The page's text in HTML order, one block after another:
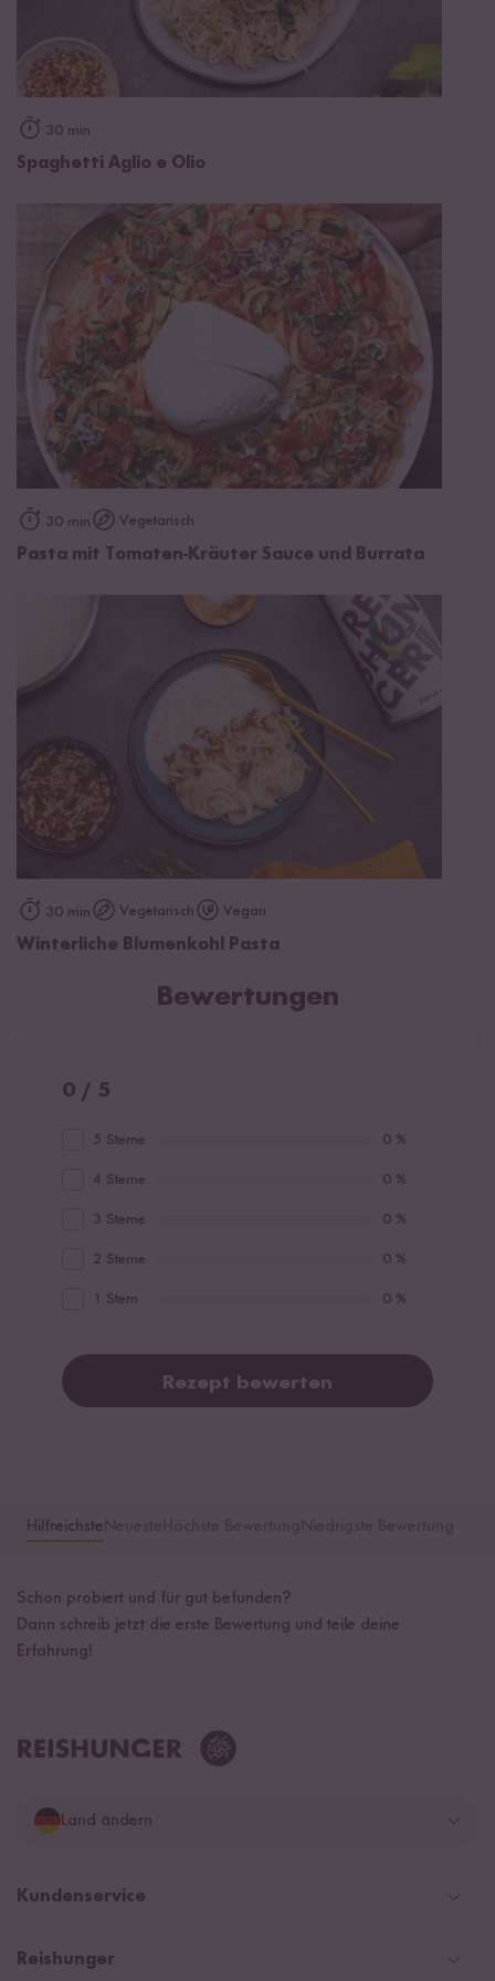
30 min
Spaghetti Aglio e Olio
30 min Vegetarisch
Pasta mit Tomaten-Kräuter Sauce und Burrata
30 min Vegetarisch Vegan
Winterliche Blumenkohl Pasta
Bewertungen
0 / 5
5 Sterne 0 %
4 Sterne 0 %
3 Sterne 0 %
2 Sterne 0 %
1 Stern 0 %
Rezept bewerten
Hilfreichste
Schon probiert und für gut befunden?
Dann schreib jetzt die erste Bewertung und teile deine
Erfahrung!
Land ändern
Deutschland
Kundenservice
Help Center & FAQ
Reishunger